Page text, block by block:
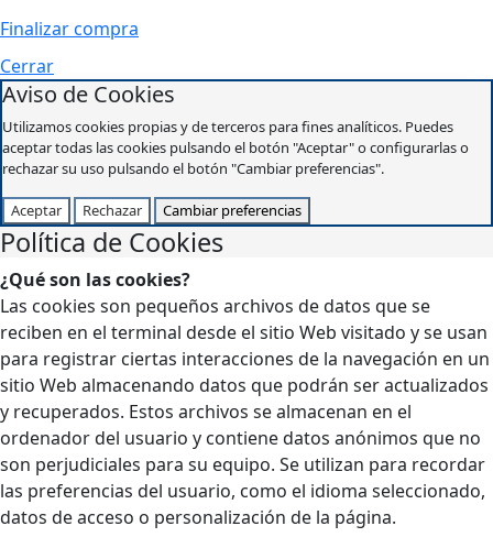
Finalizar compra
Cerrar
Aviso de Cookies
Utilizamos cookies propias y de terceros para fines analíticos. Puedes
aceptar todas las cookies pulsando el botón "Aceptar" o configurarlas o
rechazar su uso pulsando el botón "Cambiar preferencias".
Aceptar Rechazar Cambiar preferencias
Política de Cookies
¿Qué son las cookies?
Las cookies son pequeños archivos de datos que se
reciben en el terminal desde el sitio Web visitado y se usan
para registrar ciertas interacciones de la navegación en un
sitio Web almacenando datos que podrán ser actualizados
y recuperados. Estos archivos se almacenan en el
ordenador del usuario y contiene datos anónimos que no
son perjudiciales para su equipo. Se utilizan para recordar
las preferencias del usuario, como el idioma seleccionado,
datos de acceso o personalización de la página.